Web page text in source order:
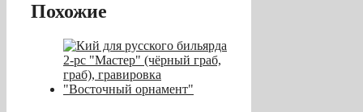
Похожие